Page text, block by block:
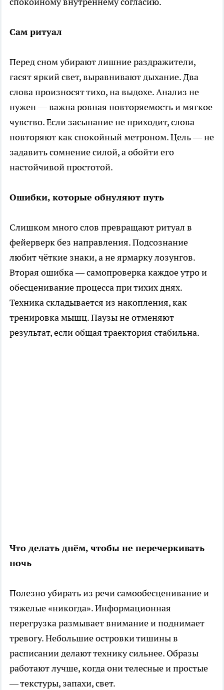
Сам ритуал
Перед сном убирают лишние раздражители,
гасят яркий свет, выравнивают дыхание. Два
слова произносят тихо, на выдохе. Анализ не
нужен — важна ровная повторяемость и мягкое
чувство. Если засыпание не приходит, слова
повторяют как спокойный метроном. Цель — не
задавить сомнение силой, а обойти его
настойчивой простотой.
Ошибки, которые обнуляют путь
Слишком много слов превращают ритуал в
фейерверк без направления. Подсознание
любит чёткие знаки, а не ярмарку лозунгов.
Вторая ошибка — самопроверка каждое утро и
обесценивание процесса при тихих днях.
Техника складывается из накопления, как
тренировка мышц. Паузы не отменяют
результат, если общая траектория стабильна.
Что делать днём, чтобы не перечеркивать
ночь
Полезно убирать из речи самообесценивание и
тяжелые «никогда». Информационная
перегрузка размывает внимание и поднимает
тревогу. Небольшие островки тишины в
расписании делают технику сильнее. Образы
работают лучше, когда они телесные и простые
— текстуры, запахи, свет.